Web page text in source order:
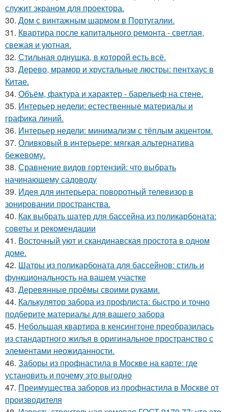
служит экраном для проектора.
30. Дом с винтажным шармом в Португалии.
31. Квартира после капитального ремонта - светлая,
свежая и уютная.
32. Стильная однушка, в которой есть всё.
33. Дерево, мрамор и хрустальные люстры: пентхаус в
Китае.
34. Объём, фактура и характер - барельеф на стене.
35. Интерьер недели: естественные материалы и
графика линий.
36. Интерьер недели: минимализм с тёплым акцентом.
37. Оливковый в интерьере: мягкая альтернатива
бежевому.
38. Сравнение видов гортензий: что выбрать
начинающему садоводу
39. Идея для интерьера: поворотный телевизор в
зонировании пространства.
40. Как выбрать шатер для бассейна из поликарбоната:
советы и рекомендации
41. Восточный уют и скандинавская простота в одном
доме.
42. Шатры из поликарбоната для бассейнов: стиль и
функциональность на вашем участке
43. Деревянные проёмы своими руками.
44. Калькулятор забора из профлиста: быстро и точно
подберите материалы для вашего забора
45. Небольшая квартира в кенсингтоне преобразилась
из стандартного жилья в оригинальное пространство с
элементами неожиданности.
46. Заборы из профнастила в Москве на карте: где
установить и почему это выгодно
47. Преимущества заборов из профнастила в Москве от
производителя